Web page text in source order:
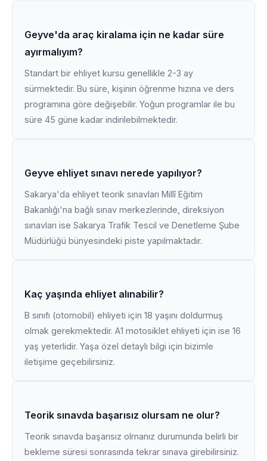
Geyve'da araç kiralama için ne kadar süre
ayırmalıyım?
Standart bir ehliyet kursu genellikle 2-3 ay
sürmektedir. Bu süre, kişinin öğrenme hızına ve ders
programına göre değişebilir. Yoğun programlar ile bu
süre 45 güne kadar indirilebilmektedir.
Geyve ehliyet sınavı nerede yapılıyor?
Sakarya'da ehliyet teorik sınavları Millî Eğitim
Bakanlığı'na bağlı sınav merkezlerinde, direksiyon
sınavları ise Sakarya Trafik Tescil ve Denetleme Şube
Müdürlüğü bünyesindeki piste yapılmaktadır.
Kaç yaşında ehliyet alınabilir?
B sınıfı (otomobil) ehliyeti için 18 yaşını doldurmuş
olmak gerekmektedir. A1 motosiklet ehliyeti için ise 16
yaş yeterlidir. Yaşa özel detaylı bilgi için bizimle
iletişime geçebilirsiniz.
Teorik sınavda başarısız olursam ne olur?
Teorik sınavda başarısız olmanız durumunda belirli bir
bekleme süresi sonrasında tekrar sınava girebilirsiniz.